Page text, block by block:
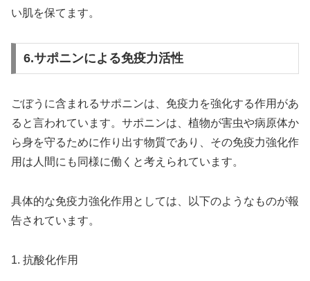
い肌を保てます。
6.サポニンによる免疫力活性
ごぼうに含まれるサポニンは、免疫力を強化する作用があ
ると言われています。サポニンは、植物が害虫や病原体か
ら身を守るために作り出す物質であり、その免疫力強化作
用は人間にも同様に働くと考えられています。
具体的な免疫力強化作用としては、以下のようなものが報
告されています。
1. 抗酸化作用